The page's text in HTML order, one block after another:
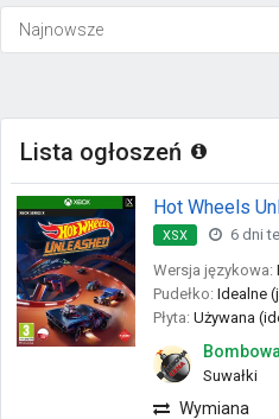
Lista ogłoszeń
Hot Wheels
XSX
6 dni
Wersja językowa:
Pudełko: Idealne
Płyta: Używana
Suwałki
Wymiana